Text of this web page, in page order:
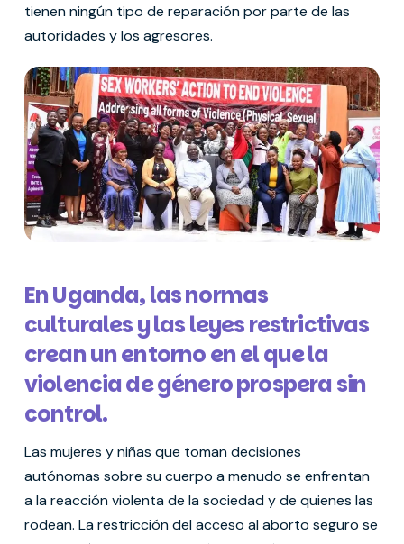
tienen ningún tipo de reparación por parte de las
autoridades y los agresores.
En Uganda, las normas
culturales y las leyes restrictivas
crean un entorno en el que la
violencia de género prospera sin
control.
Las mujeres y niñas que toman decisiones
autónomas sobre su cuerpo a menudo se enfrentan
a la reacción violenta de la sociedad y de quienes las
rodean. La restricción del acceso al aborto seguro se